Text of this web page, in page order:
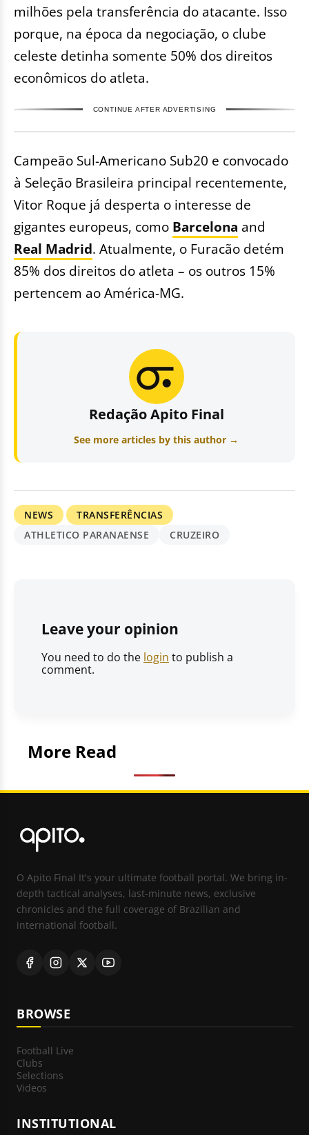
milhões pela transferência do atacante. Isso
porque, na época da negociação, o clube
celeste detinha somente 50% dos direitos
econômicos do atleta.
CONTINUE AFTER ADVERTISING
Campeão Sul-Americano Sub20 e convocado
à Seleção Brasileira principal recentemente,
Vitor Roque já desperta o interesse de
gigantes europeus, como Barcelona and
Real Madrid. Atualmente, o Furacão detém
85% dos direitos do atleta – os outros 15%
pertencem ao América-MG.
Redação Apito Final
See more articles by this author →
NEWS
TRANSFERÊNCIAS
ATHLETICO PARANAENSE
CRUZEIRO
Leave your opinion
You need to do the login to publish a
comment.
More Read
O Apito Final It's your ultimate football portal. We bring in-
depth tactical analyses, last-minute news, exclusive
chronicles and the full coverage of Brazilian and
international football.
BROWSE
Football Live
Clubs
Selections
Videos
INSTITUTIONAL